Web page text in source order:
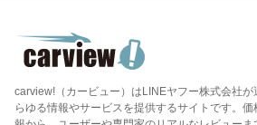
carview!（カービュー）はLINEヤフー株式会社
らゆる情報やサービスを提供するサイトです。